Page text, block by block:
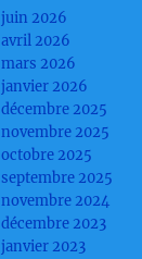
juin 2026
avril 2026
mars 2026
janvier 2026
décembre 2025
novembre 2025
octobre 2025
septembre 2025
novembre 2024
décembre 2023
janvier 2023